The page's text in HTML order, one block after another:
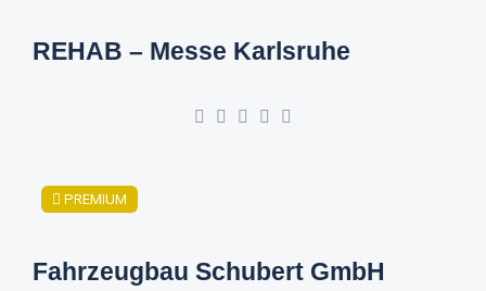
REHAB – Messe Karlsruhe
PREMIUM
Fahrzeugbau Schubert GmbH